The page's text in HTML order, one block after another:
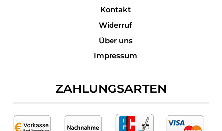
Kontakt
Widerruf
Über uns
Impressum
ZAHLUNGSARTEN